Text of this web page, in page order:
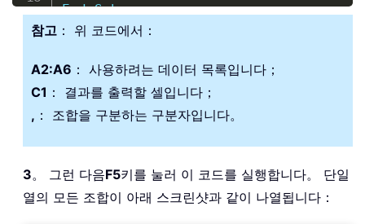
End Sub
Sub ConnectValue
If pLevel = pMaxLevel Then
    pDictionary
(pDictionary
Exit Sub
For xF = pIndex + 1 To UBound(pDValue
If pValue = "" Then
Call ConnectValue(pDValue
참고 ： 위 코드에서：
A2:A6 ： 사용하려는 데이터 목록입니다；
C1 ： 결과를 출력할 셀입니다；
, ： 조합을 구분하는 구분자입니다。
3。 그런 다음F5키를 눌러 이 코드를 실행합니다。 단일
열의 모든 조합이 아래 스크린샷과 같이 나열됩니다：